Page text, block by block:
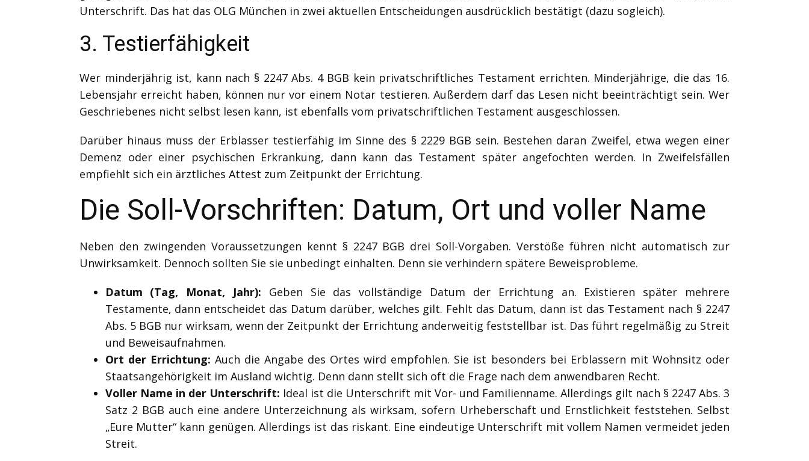
Unterschrift. Das hat das OLG München in zwei aktuellen Entscheidungen ausdrücklich bestätigt (dazu sogleich).
3. Testierfähigkeit
Wer minderjährig ist, kann nach § 2247 Abs. 4 BGB kein privatschriftliches Testament errichten. Minderjährige, die das 16.
Lebensjahr erreicht haben, können nur vor einem Notar testieren. Außerdem darf das Lesen nicht beeinträchtigt sein. Wer
Geschriebenes nicht selbst lesen kann, ist ebenfalls vom privatschriftlichen Testament ausgeschlossen.
Darüber hinaus muss der Erblasser testierfähig im Sinne des § 2229 BGB sein. Bestehen daran Zweifel, etwa wegen einer
Demenz oder einer psychischen Erkrankung, dann kann das Testament später angefochten werden. In Zweifelsfällen
empfiehlt sich ein ärztliches Attest zum Zeitpunkt der Errichtung.
Die Soll-Vorschriften: Datum, Ort und voller Name
Neben den zwingenden Voraussetzungen kennt § 2247 BGB drei Soll-Vorgaben. Verstöße führen nicht automatisch zur
Unwirksamkeit. Dennoch sollten Sie sie unbedingt einhalten. Denn sie verhindern spätere Beweisprobleme.
Datum (Tag, Monat, Jahr): Geben Sie das vollständige Datum der Errichtung an. Existieren später mehrere
Testamente, dann entscheidet das Datum darüber, welches gilt. Fehlt das Datum, dann ist das Testament nach § 2247
Abs. 5 BGB nur wirksam, wenn der Zeitpunkt der Errichtung anderweitig feststellbar ist. Das führt regelmäßig zu Streit
und Beweisaufnahmen.
Ort der Errichtung: Auch die Angabe des Ortes wird empfohlen. Sie ist besonders bei Erblassern mit Wohnsitz oder
Staatsangehörigkeit im Ausland wichtig. Denn dann stellt sich oft die Frage nach dem anwendbaren Recht.
Voller Name in der Unterschrift: Ideal ist die Unterschrift mit Vor- und Familienname. Allerdings gilt nach § 2247 Abs. 3
Satz 2 BGB auch eine andere Unterzeichnung als wirksam, sofern Urheberschaft und Ernstlichkeit feststehen. Selbst
„Eure Mutter“ kann genügen. Allerdings ist das riskant. Eine eindeutige Unterschrift mit vollem Namen vermeidet jeden
Streit.